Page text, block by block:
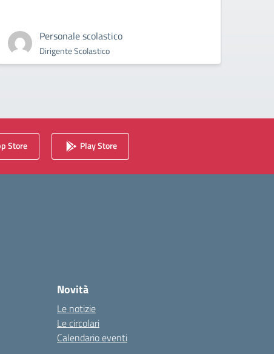
Personale scolastico
Dirigente Scolastico
Store Play Store
Novità
Le notizie
Le circolari
Calendario eventi